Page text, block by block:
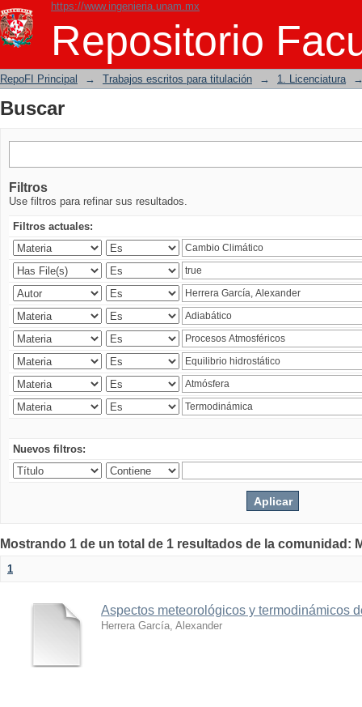
https://www.ingenieria.unam.mx
Repositorio
Buscar
RepoFI Principal → Trabajos escritos para titulación → 1. Licenciatura
Buscar
Filtros
Use filtros para refinar sus resultados.
Filtros actuales:
Nuevos filtros:
Mostrando 1 de un total de 1 resultados de la comunidad:
1
Aspectos meteorológicos y termodinámicos
Herrera García, Alexander